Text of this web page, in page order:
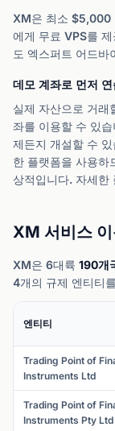
XM은 최소 $5,000
에게 무료 VPS를
도 엑스퍼트 어드
데모 계좌로 먼저 연
실제 자산으로 거래
좌를 이용할 수 있
제든지 개설할 수
한 플랫폼을 사용하
상적입니다. 자세한
XM 서비스
XM은 6대륙 190개
4개의 규제 엔티티
엔티티
Trading Point of
Instruments Ltd
Trading Point of
Instruments Pty Ltd